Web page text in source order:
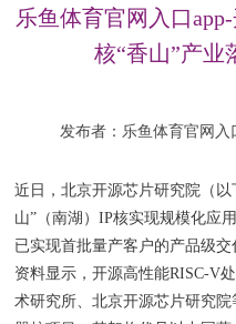
乐鱼体育官网入口
核“香山”产业
发布者：乐鱼体育官网入
近日，北京开源芯片研究院（
山”（南湖）IP核实现规模化应
已实现首批量产客户的产品级交
资料显示，开源高性能RISC-V
术研究所、北京开源芯片研究